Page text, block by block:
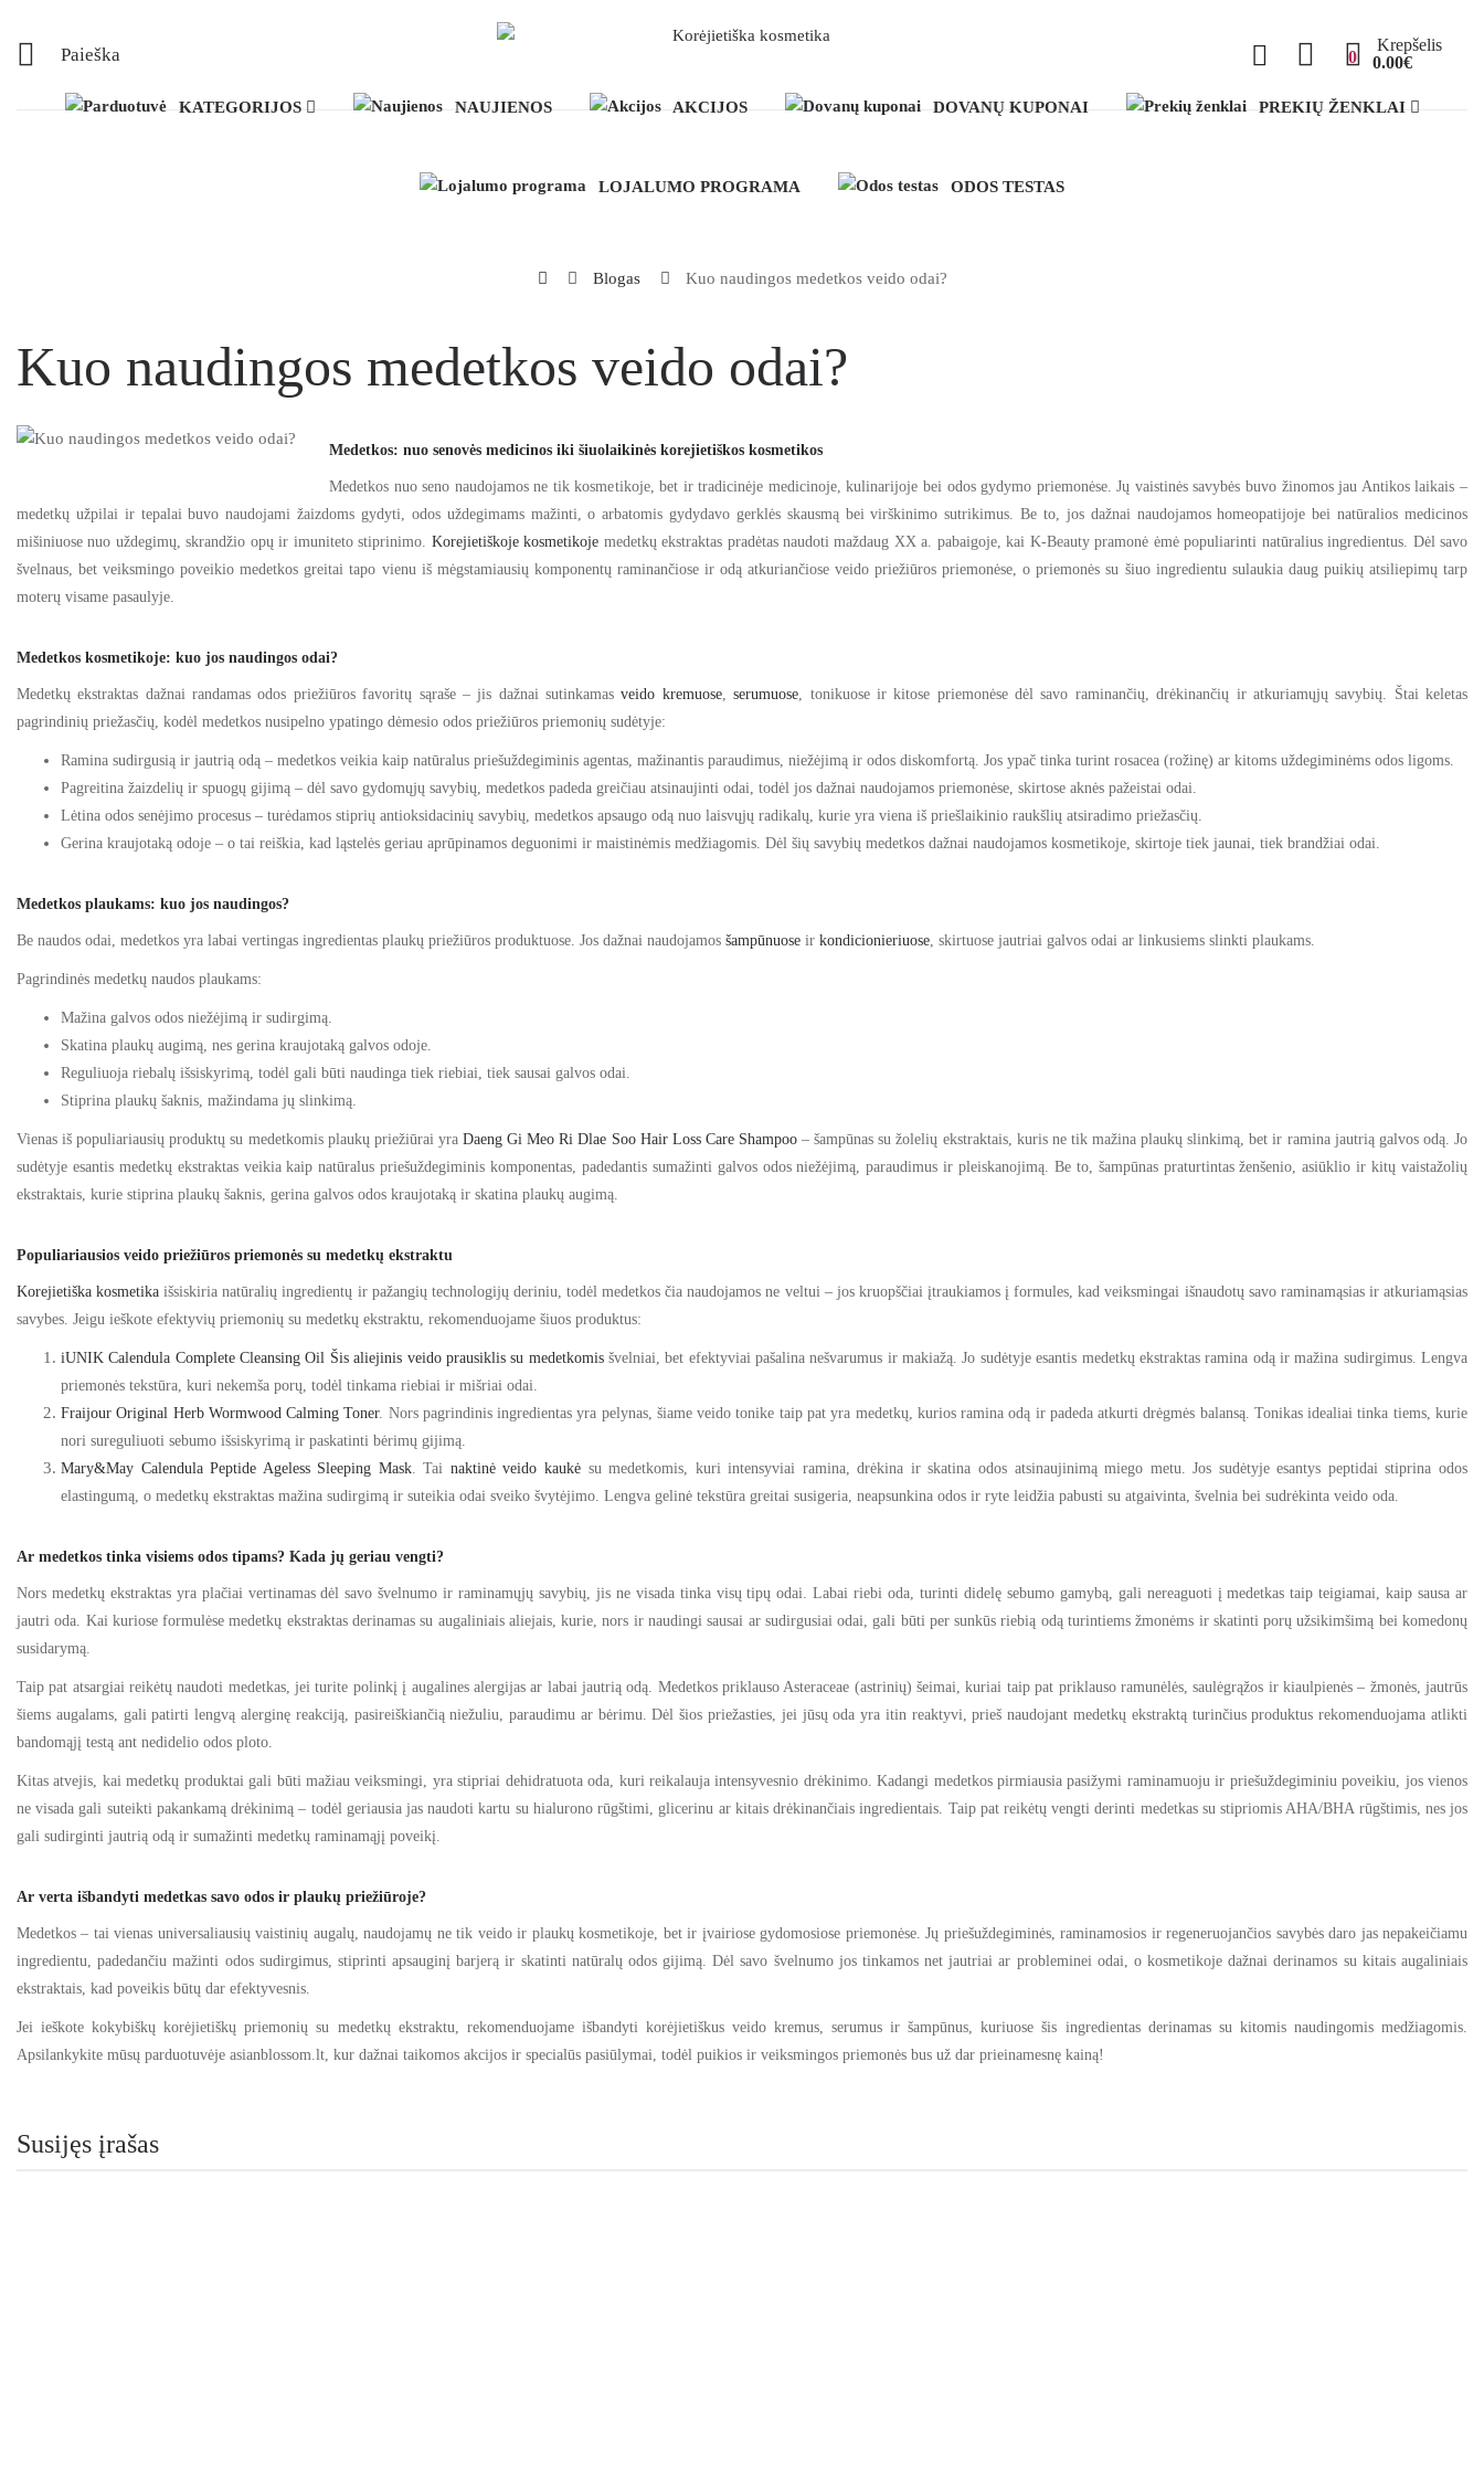
Paieška 0 0.00€
Krepšelis
KATEGORIJOS NAUJIENOS AKCIJOS DOVANŲ KUPONAI PREKIŲ ŽENKLAI
LOJALUMO PROGRAMA ODOS TESTAS
Blogas Kuo naudingos medetkos veido odai?
Kuo naudingos medetkos veido odai?
Medetkos: nuo senovės medicinos iki šiuolaikinės korejietiškos kosmetikos
Medetkos nuo seno naudojamos ne tik kosmetikoje, bet ir tradicinėje medicinoje, kulinarijoje bei odos gydymo priemonėse. Jų vaistinės savybės buvo žinomos jau Antikos laikais –
medetkų užpilai ir tepalai buvo naudojami žaizdoms gydyti, odos uždegimams mažinti, o arbatomis gydydavo gerklės skausmą bei virškinimo sutrikimus. Be to, jos dažnai naudojamos homeopatijoje bei natūralios medicinos
mišiniuose nuo uždegimų, skrandžio opų ir imuniteto stiprinimo. Korejietiškoje kosmetikoje medetkų ekstraktas pradėtas naudoti maždaug XX a. pabaigoje, kai K-Beauty pramonė ėmė populiarinti natūralius ingredientus. Dėl savo
švelnaus, bet veiksmingo poveikio medetkos greitai tapo vienu iš mėgstamiausių komponentų raminančiose ir odą atkuriančiose veido priežiūros priemonėse, o priemonės su šiuo ingredientu sulaukia daug puikių atsiliepimų tarp
moterų visame pasaulyje.
Medetkos kosmetikoje: kuo jos naudingos odai?
Medetkų ekstraktas dažnai randamas odos priežiūros favoritų sąraše – jis dažnai sutinkamasveido kremuose,serumuose, tonikuose ir kitose priemonėse dėl savo raminančių, drėkinančių ir atkuriamųjų savybių. Štai keletas
pagrindinių priežasčių, kodėl medetkos nusipelno ypatingo dėmesio odos priežiūros priemonių sudėtyje:
Ramina sudirgusią ir jautrią odą – medetkos veikia kaip natūralus priešuždegiminis agentas, mažinantis paraudimus, niežėjimą ir odos diskomfortą. Jos ypač tinka turint rosacea (rožinę) ar kitoms uždegiminėms odos ligoms.
Pagreitina žaizdelių ir spuogų gijimą – dėl savo gydomųjų savybių, medetkos padeda greičiau atsinaujinti odai, todėl jos dažnai naudojamos priemonėse, skirtose aknės pažeistai odai.
Lėtina odos senėjimo procesus – turėdamos stiprių antioksidacinių savybių, medetkos apsaugo odą nuo laisvųjų radikalų, kurie yra viena iš priešlaikinio raukšlių atsiradimo priežasčių.
Gerina kraujotaką odoje – o tai reiškia, kad ląstelės geriau aprūpinamos deguonimi ir maistinėmis medžiagomis. Dėl šių savybių medetkos dažnai naudojamos kosmetikoje, skirtoje tiek jaunai, tiek brandžiai odai.
Medetkos plaukams: kuo jos naudingos?
Be naudos odai, medetkos yra labai vertingas ingredientas plaukų priežiūros produktuose. Jos dažnai naudojamos šampūnuose ir kondicionieriuose, skirtuose jautriai galvos odai ar linkusiems slinkti plaukams.
Pagrindinės medetkų naudos plaukams:
Mažina galvos odos niežėjimą ir sudirgimą.
Skatina plaukų augimą, nes gerina kraujotaką galvos odoje.
Reguliuoja riebalų išsiskyrimą, todėl gali būti naudinga tiek riebiai, tiek sausai galvos odai.
Stiprina plaukų šaknis, mažindama jų slinkimą.
Vienas iš populiariausių produktų su medetkomis plaukų priežiūrai yra Daeng Gi Meo Ri Dlae Soo Hair Loss Care Shampoo – šampūnas su žolelių ekstraktais, kuris ne tik mažina plaukų slinkimą, bet ir ramina jautrią galvos odą. Jo
sudėtyje esantis medetkų ekstraktas veikia kaip natūralus priešuždegiminis komponentas, padedantis sumažinti galvos odos niežėjimą, paraudimus ir pleiskanojimą. Be to, šampūnas praturtintas ženšenio, asiūklio ir kitų vaistažolių
ekstraktais, kurie stiprina plaukų šaknis, gerina galvos odos kraujotaką ir skatina plaukų augimą.
Populiariausios veido priežiūros priemonės su medetkų ekstraktu
Korejietiška kosmetika išsiskiria natūralių ingredientų ir pažangių technologijų deriniu, todėl medetkos čia naudojamos ne veltui – jos kruopščiai įtraukiamos į formules, kad veiksmingai išnaudotų savo raminamąsias ir atkuriamąsias
savybes. Jeigu ieškote efektyvių priemonių su medetkų ekstraktu, rekomenduojame šiuos produktus:
iUNIK Calendula Complete Cleansing Oil Šis aliejinis veido prausiklis su medetkomisšvelniai, bet efektyviai pašalina nešvarumus ir makiažą. Jo sudėtyje esantis medetkų ekstraktas ramina odą ir mažina sudirgimus. Lengva
priemonės tekstūra, kuri nekemša porų, todėl tinkama riebiai ir mišriai odai.
Fraijour Original Herb Wormwood Calming Toner. Nors pagrindinis ingredientas yra pelynas, šiame veido tonike taip pat yra medetkų, kurios ramina odą ir padeda atkurti drėgmės balansą. Tonikas idealiai tinka tiems, kurie
nori sureguliuoti sebumo išsiskyrimą ir paskatinti bėrimų gijimą.
Mary&May Calendula Peptide Ageless Sleeping Mask.Tai naktinė veido kaukė su medetkomis, kuri intensyviai ramina, drėkina ir skatina odos atsinaujinimą miego metu. Jos sudėtyje esantys peptidai stiprina odos
elastingumą, o medetkų ekstraktas mažina sudirgimą ir suteikia odai sveiko švytėjimo. Lengva gelinė tekstūra greitai susigeria, neapsunkina odos ir ryte leidžia pabusti su atgaivinta, švelnia bei sudrėkinta veido oda.
Ar medetkos tinka visiems odos tipams? Kada jų geriau vengti?
Nors medetkų ekstraktas yra plačiai vertinamas dėl savo švelnumo ir raminamųjų savybių, jis ne visada tinka visų tipų odai. Labai riebi oda, turinti didelę sebumo gamybą, gali nereaguoti į medetkas taip teigiamai, kaip sausa ar
jautri oda. Kai kuriose formulėse medetkų ekstraktas derinamas su augaliniais aliejais, kurie, nors ir naudingi sausai ar sudirgusiai odai, gali būti per sunkūs riebią odą turintiems žmonėms ir skatinti porų užsikimšimą bei komedonų
susidarymą.
Taip pat atsargiai reikėtų naudoti medetkas, jei turite polinkį į augalines alergijas ar labai jautrią odą. Medetkos priklauso Asteraceae (astrinių) šeimai, kuriai taip pat priklauso ramunėlės, saulėgrąžos ir kiaulpienės – žmonės, jautrūs
šiems augalams, gali patirti lengvą alerginę reakciją, pasireiškiančią niežuliu, paraudimu ar bėrimu. Dėl šios priežasties, jei jūsų oda yra itin reaktyvi, prieš naudojant medetkų ekstraktą turinčius produktus rekomenduojama atlikti
bandomąjį testą ant nedidelio odos ploto.
Kitas atvejis, kai medetkų produktai gali būti mažiau veiksmingi, yra stipriai dehidratuota oda, kuri reikalauja intensyvesnio drėkinimo. Kadangi medetkos pirmiausia pasižymi raminamuoju ir priešuždegiminiu poveikiu, jos vienos
ne visada gali suteikti pakankamą drėkinimą – todėl geriausia jas naudoti kartu su hialurono rūgštimi, glicerinu ar kitais drėkinančiais ingredientais. Taip pat reikėtų vengti derinti medetkas su stipriomis AHA/BHA rūgštimis, nes jos
gali sudirginti jautrią odą ir sumažinti medetkų raminamąjį poveikį.
Ar verta išbandyti medetkas savo odos ir plaukų priežiūroje?
Medetkos – tai vienas universaliausių vaistinių augalų, naudojamų ne tik veido ir plaukų kosmetikoje, bet ir įvairiose gydomosiose priemonėse. Jų priešuždegiminės, raminamosios ir regeneruojančios savybės daro jas nepakeičiamu
ingredientu, padedančiu mažinti odos sudirgimus, stiprinti apsauginį barjerą ir skatinti natūralų odos gijimą. Dėl savo švelnumo jos tinkamos net jautriai ar probleminei odai, o kosmetikoje dažnai derinamos su kitais augaliniais
ekstraktais, kad poveikis būtų dar efektyvesnis.
Jei ieškote kokybiškų korėjietiškų priemonių su medetkų ekstraktu, rekomenduojame išbandyti korėjietiškus veido kremus, serumus ir šampūnus, kuriuose šis ingredientas derinamas su kitomis naudingomis medžiagomis.
Apsilankykite mūsų parduotuvėje asianblossom.lt, kur dažnai taikomos akcijos ir specialūs pasiūlymai, todėl puikios ir veiksmingos priemonės bus už dar prieinamesnę kainą!
Susijęs įrašas